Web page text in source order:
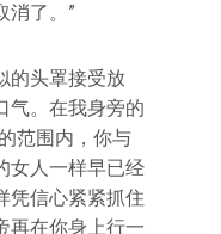
消了。‌‌”
的头罩接受放
气。在我身旁的
范围内，你与
女人一样早已经
凭信心紧紧抓住
再在你身上行一